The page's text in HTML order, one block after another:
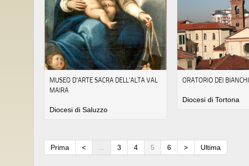
MUSEO D'ARTE SACRA DELL'ALTA VAL
MAIRA
Diocesi di Saluzzo
ORATORIO DEI BIANCHI
Diocesi di Tortona
Prima < ... 3 4 5 6 > Ultima